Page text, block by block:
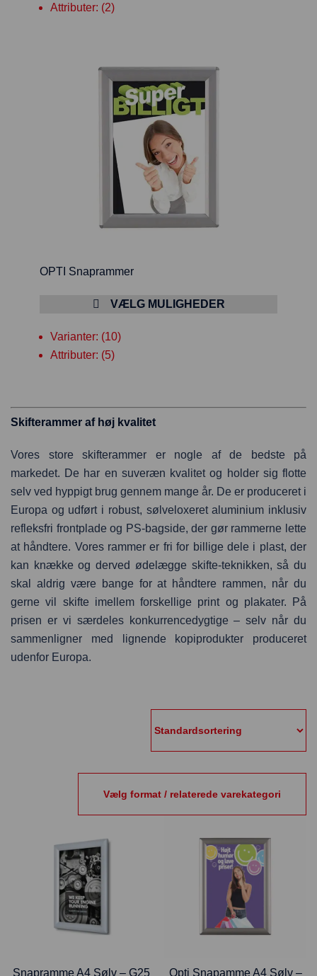
Attributer: (2)
OPTI Snaprammer
VÆLG MULIGHEDER
Varianter: (10)
Attributer: (5)
Skifterammer af høj kvalitet
Vores store skifterammer er nogle af de bedste på
markedet. De har en suveræn kvalitet og holder sig flotte
selv ved hyppigt brug gennem mange år. De er produceret i
Europa og udført i robust, sølveloxeret aluminium inklusiv
refleksfri frontplade og PS-bagside, der gør rammerne lette
at håndtere. Vores rammer er fri for billige dele i plast, der
kan knække og derved ødelægge skifte-teknikken, så du
skal aldrig være bange for at håndtere rammen, når du
gerne vil skifte imellem forskellige print og plakater. På
prisen er vi særdeles konkurrencedygtige – selv når du
sammenligner med lignende kopiprodukter produceret
udenfor Europa.
Vælg format / relaterede varekategori
Snapramme A4 Sølv – G25 Opti Snapamme A4 Sølv –